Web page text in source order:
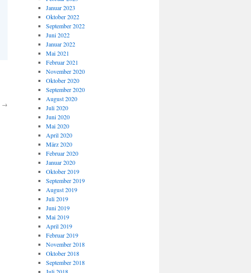
→
Januar 2023
Oktober 2022
September 2022
Juni 2022
Januar 2022
Mai 2021
Februar 2021
November 2020
Oktober 2020
September 2020
August 2020
Juli 2020
Juni 2020
Mai 2020
April 2020
März 2020
Februar 2020
Januar 2020
Oktober 2019
September 2019
August 2019
Juli 2019
Juni 2019
Mai 2019
April 2019
Februar 2019
November 2018
Oktober 2018
September 2018